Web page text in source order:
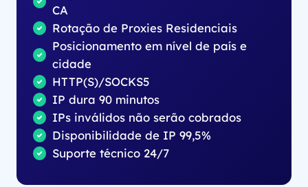
CA
Rotação de Proxies Residenciais
Posicionamento em nível de país e
cidade
HTTP(S)/SOCKS5
IP dura 90 minutos
IPs inválidos não serão cobrados
Disponibilidade de IP 99,5%
Suporte técnico 24/7